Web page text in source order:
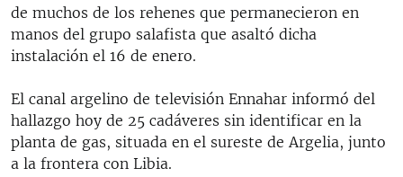
de muchos de los rehenes que permanecieron en
manos del grupo salafista que asaltó dicha
instalación el 16 de enero.
El canal argelino de televisión Ennahar informó del
hallazgo hoy de 25 cadáveres sin identificar en la
planta de gas, situada en el sureste de Argelia, junto
a la frontera con Libia.